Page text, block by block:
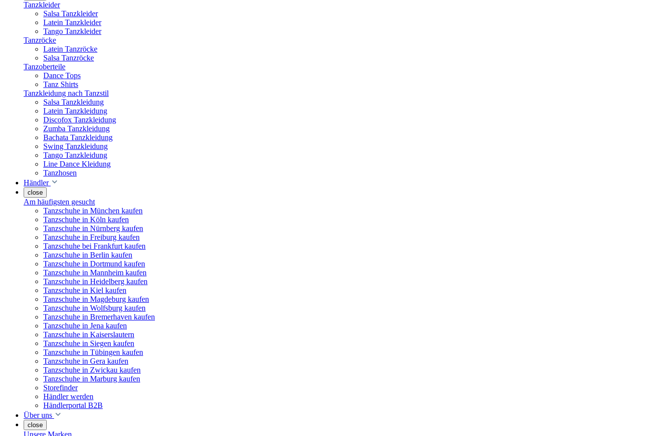
Tanzkleider
Salsa Tanzkleider
Latein Tanzkleider
Tango Tanzkleider
Tanzröcke
Latein Tanzröcke
Salsa Tanzröcke
Tanzoberteile
Dance Tops
Tanz Shirts
Tanzkleidung nach Tanzstil
Salsa Tanzkleidung
Latein Tanzkleidung
Discofox Tanzkleidung
Zumba Tanzkleidung
Bachata Tanzkleidung
Swing Tanzkleidung
Tango Tanzkleidung
Line Dance Kleidung
Tanzhosen
Händler
close
Am häufigsten gesucht
Tanzschuhe in München kaufen
Tanzschuhe in Köln kaufen
Tanzschuhe in Nürnberg kaufen
Tanzschuhe in Freiburg kaufen
Tanzschuhe bei Frankfurt kaufen
Tanzschuhe in Berlin kaufen
Tanzschuhe in Dortmund kaufen
Tanzschuhe in Mannheim kaufen
Tanzschuhe in Heidelberg kaufen
Tanzschuhe in Kiel kaufen
Tanzschuhe in Magdeburg kaufen
Tanzschuhe in Wolfsburg kaufen
Tanzschuhe in Bremerhaven kaufen
Tanzschuhe in Jena kaufen
Tanzschuhe in Kaiserslautern
Tanzschuhe in Siegen kaufen
Tanzschuhe in Tübingen kaufen
Tanzschuhe in Gera kaufen
Tanzschuhe in Zwickau kaufen
Tanzschuhe in Marburg kaufen
Storefinder
Händler werden
Händlerportal B2B
Über uns
close
Unsere Marken